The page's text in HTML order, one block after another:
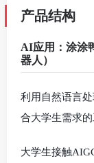
产品结构
AI应用：涂涂
器人）
利用自然语言
合大学生需求
大学生接触